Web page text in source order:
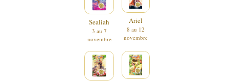
Sealiah
3 au 7
novembre
Ariel
8 au 12
novembre